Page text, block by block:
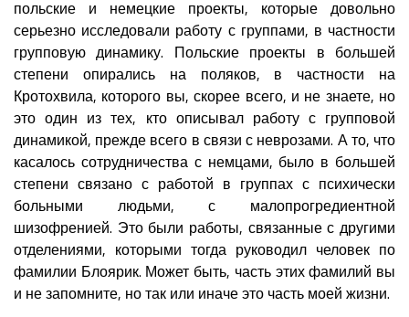
польские и немецкие проекты, которые довольно
серьезно исследовали работу с группами, в частности
групповую динамику. Польские проекты в большей
степени опирались на поляков, в частности на
Кротохвила, которого вы, скорее всего, и не знаете, но
это один из тех, кто описывал работу с групповой
динамикой, прежде всего в связи с неврозами. А то, что
касалось сотрудничества с немцами, было в большей
степени связано с работой в группах с психически
больными людьми, с малопрогредиентной
шизофренией. Это были работы, связанные с другими
отделениями, которыми тогда руководил человек по
фамилии Блоярик. Может быть, часть этих фамилий вы
и не запомните, но так или иначе это часть моей жизни.